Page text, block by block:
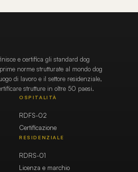
e certifica gli standard dog
norme strutturate al mondo dog
di lavoro e il settore residenziale,
strutture in oltre 50 paesi.
OSPITALITÀ
RDFS-02
Certificazione
RESIDENZIALE
RDRS-01
Licenza e marchio